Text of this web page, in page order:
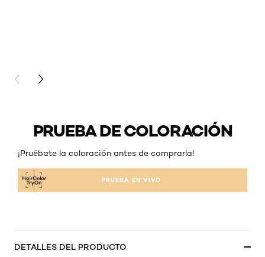
PREVIOUS CARD
NEXT CARD
PRUEBA DE COLORACIÓN
¡Pruébate la coloración antes de comprarla!
PRUEBA EN VIVO
DETALLES DEL PRODUCTO